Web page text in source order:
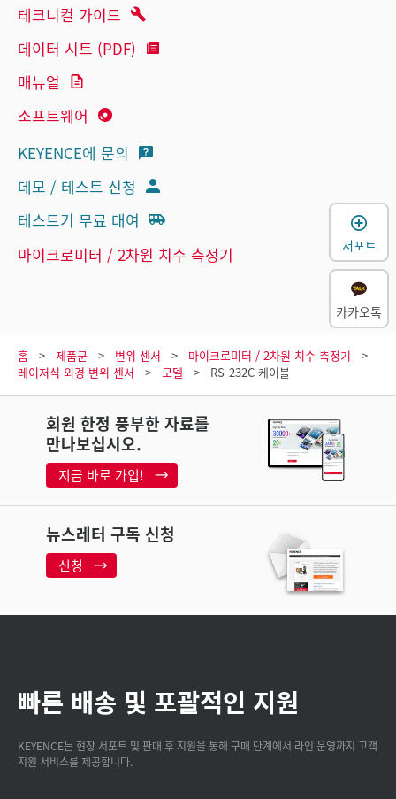
테크니컬 가이드
데이터 시트 (PDF)
매뉴얼
소프트웨어
KEYENCE에 문의
데모 / 테스트 신청
테스트기 무료 대여
마이크로미터 / 2차원 치수 측정기
홈 제품군 변위 센서
마이크로미터 / 2차원 치수 측정기
레이저식 외경 변위 센서
모델 RS-232C 케이블
회원 한정 풍부한 자료를
만나보십시오.
지금 바로 가입!
뉴스레터 구독 신청
신청
빠른 배송 및 포괄적인 지원
KEYENCE는 현장 서포트 및 판매 후 지원을 통해 구매 단계에서 라인 운영까지 고객
지원 서비스를 제공합니다.
서포트
카카오톡